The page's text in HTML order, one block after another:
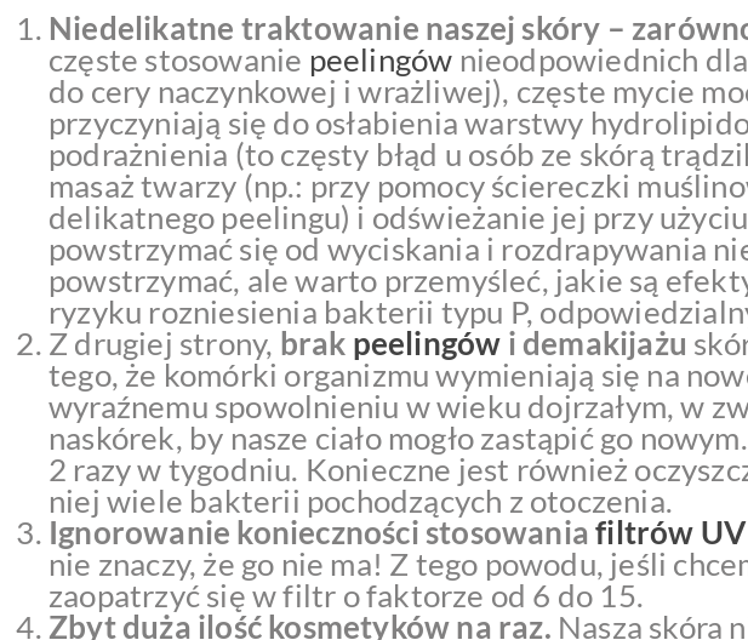
Niedelikatne traktowanie naszej skóry –
częste stosowanie peelingów nieodpowiednich
do cery naczynkowej i wrażliwej), częste mycie
przyczyniają się do osłabienia warstwy
podrażnienia (to częsty błąd u osób ze skórą
masaż twarzy (np.: przy pomocy ściereczki
delikatnego peelingu) i odświeżanie jej przy
powstrzymać się od wyciskania i rozdrapywania
powstrzymać, ale warto przemyśleć, jakie są
ryzyku rozniesienia bakterii typu P,
Z drugiej strony, brak peelingów i demakijażu
tego, że komórki organizmu wymieniają się na
wyraźnemu spowolnieniu w wieku dojrzałym, w
naskórek, by nasze ciało mogło zastąpić go
2 razy w tygodniu. Konieczne jest również
niej wiele bakterii pochodzących z otoczenia.
Ignorowanie konieczności stosowaniafiltrów UV
nie znaczy, że go nie ma! Z tego powodu, jeśli
zaopatrzyć się w filtr o faktorze od 6 do 15.
Zbyt duża ilość kosmetyków na raz. Nasza skóra